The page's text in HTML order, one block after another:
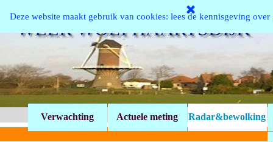
Deze website maakt gebruik van cookies: lees de kennisgeving over
WEER WOLPHAARTSDIJK
Verwachting Actuele meting Radar&bewolking